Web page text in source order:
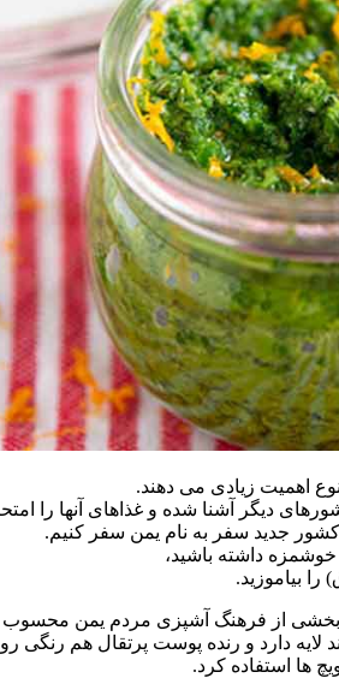
اهمیت زیادی می دهند.
دیگر آشنا شده و غذاهای آنها را
جدید سفر به نام یمن سفر کنیم.
داشته باشید،
بیاموزید.
از فرهنگ آشپزی مردم یمن
دارد و رنده پوست پرتقال هم رنگی
ها استفاده کرد.